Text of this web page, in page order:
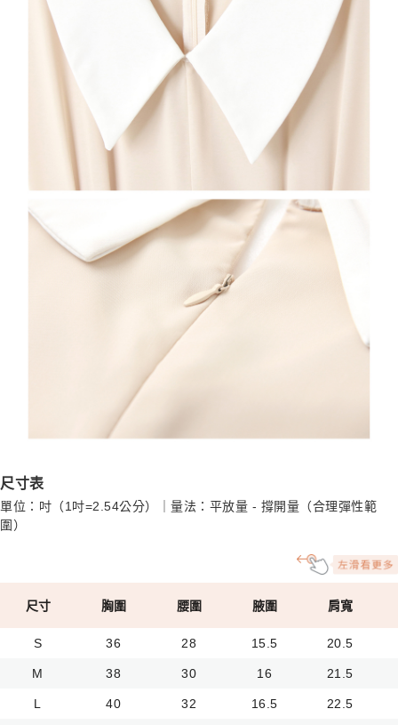
尺寸表
單位：吋（1吋=2.54公分）｜量法：平放量 - 撐開量（合理彈性範
圍）
尺寸 胸圍 腰圍 腋圍 肩寬
S 36 28 15.5 20.5
M 38 30 16 21.5
L 40 32 16.5 22.5